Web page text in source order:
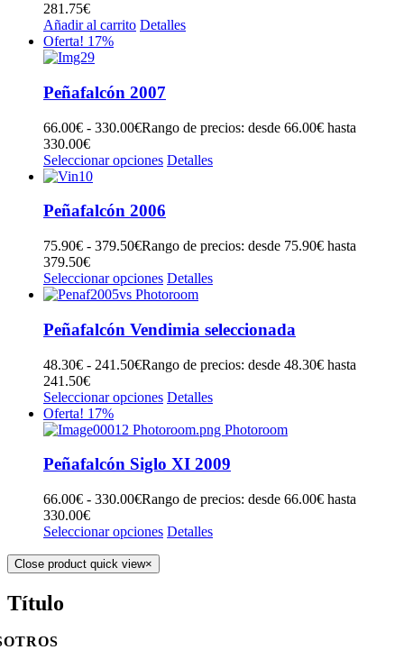
281.75€
Añadir al carrito Detalles
Oferta! 17%
Peñafalcón 2007
66.00€ - 330.00€Rango de precios: desde 66.00€ hasta
330.00€
Seleccionar opciones Detalles
Peñafalcón 2006
75.90€ - 379.50€Rango de precios: desde 75.90€ hasta
379.50€
Seleccionar opciones Detalles
Peñafalcón Vendimia seleccionada
48.30€ - 241.50€Rango de precios: desde 48.30€ hasta
241.50€
Seleccionar opciones Detalles
Oferta! 17%
Peñafalcón Siglo XI 2009
66.00€ - 330.00€Rango de precios: desde 66.00€ hasta
330.00€
Seleccionar opciones Detalles
Close product quick view×
Título